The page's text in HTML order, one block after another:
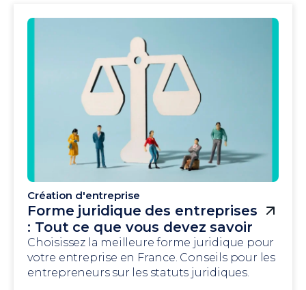
Création d'entreprise
Forme juridique des entreprises
: Tout ce que vous devez savoir
Choisissez la meilleure forme juridique pour
votre entreprise en France. Conseils pour les
entrepreneurs sur les statuts juridiques.